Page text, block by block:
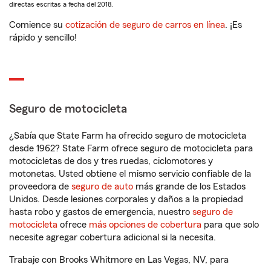
directas escritas a fecha del 2018.
Comience su cotización de seguro de carros en línea. ¡Es
rápido y sencillo!
Seguro de motocicleta
¿Sabía que State Farm ha ofrecido seguro de motocicleta
desde 1962? State Farm ofrece seguro de motocicleta para
motocicletas de dos y tres ruedas, ciclomotores y
motonetas. Usted obtiene el mismo servicio confiable de la
proveedora de seguro de auto más grande de los Estados
Unidos. Desde lesiones corporales y daños a la propiedad
hasta robo y gastos de emergencia, nuestro seguro de
motocicleta ofrece más opciones de cobertura para que solo
necesite agregar cobertura adicional si la necesita.
Trabaje con Brooks Whitmore en Las Vegas, NV, para